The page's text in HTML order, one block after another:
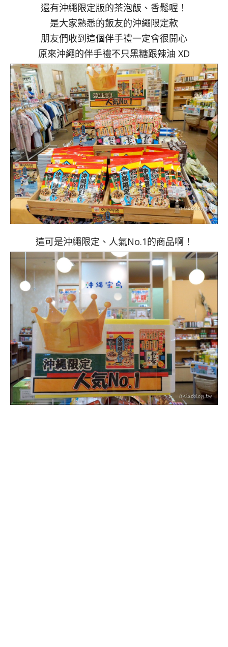
還有沖繩限定版的茶泡飯、香鬆喔！
是大家熟悉的飯友的沖繩限定款
朋友們收到這個伴手禮一定會很開心
原來沖繩的伴手禮不只黑糖跟辣油 XD
這可是沖繩限定、人氣No.1的商品啊！